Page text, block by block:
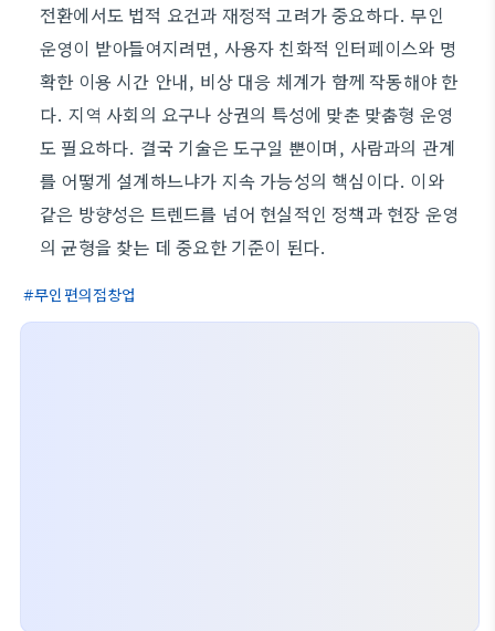
전환에서도 법적 요건과 재정적 고려가 중요하다. 무인
운영이 받아들여지려면, 사용자 친화적 인터페이스와 명
확한 이용 시간 안내, 비상 대응 체계가 함께 작동해야 한
다. 지역 사회의 요구나 상권의 특성에 맞춘 맞춤형 운영
도 필요하다. 결국 기술은 도구일 뿐이며, 사람과의 관계
를 어떻게 설계하느냐가 지속 가능성의 핵심이다. 이와
같은 방향성은 트렌드를 넘어 현실적인 정책과 현장 운영
의 균형을 찾는 데 중요한 기준이 된다.
무인편의점창업